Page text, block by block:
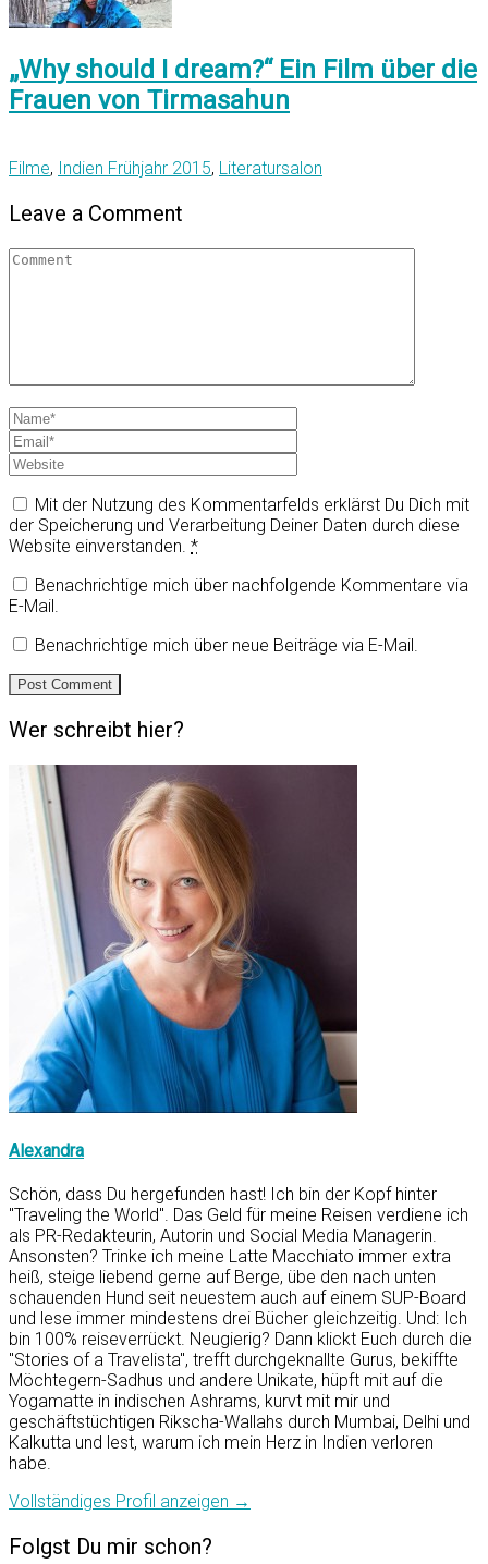
„Why should I dream?“ Ein Film über die
Frauen von Tirmasahun
Filme, Indien Frühjahr 2015, Literatursalon
Leave a Comment
Mit der Nutzung des Kommentarfelds erklärst Du Dich mit
der Speicherung und Verarbeitung Deiner Daten durch diese
Website einverstanden. *
Benachrichtige mich über nachfolgende Kommentare via
E-Mail.
Benachrichtige mich über neue Beiträge via E-Mail.
Wer schreibt hier?
Alexandra
Schön, dass Du hergefunden hast! Ich bin der Kopf hinter
"Traveling the World". Das Geld für meine Reisen verdiene ich
als PR-Redakteurin, Autorin und Social Media Managerin.
Ansonsten? Trinke ich meine Latte Macchiato immer extra
heiß, steige liebend gerne auf Berge, übe den nach unten
schauenden Hund seit neuestem auch auf einem SUP-Board
und lese immer mindestens drei Bücher gleichzeitig. Und: Ich
bin 100% reiseverrückt. Neugierig? Dann klickt Euch durch die
"Stories of a Travelista", trefft durchgeknallte Gurus, bekiffte
Möchtegern-Sadhus und andere Unikate, hüpft mit auf die
Yogamatte in indischen Ashrams, kurvt mit mir und
geschäftstüchtigen Rikscha-Wallahs durch Mumbai, Delhi und
Kalkutta und lest, warum ich mein Herz in Indien verloren
habe.
Vollständiges Profil anzeigen →
Folgst Du mir schon?